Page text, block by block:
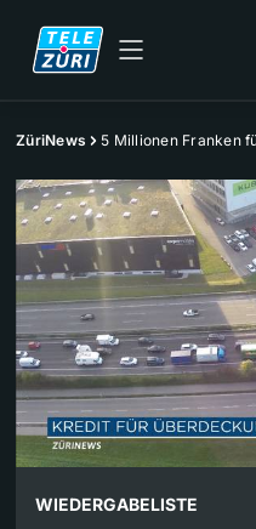
ZüriNews 5 Millionen Franken
WIEDERGABELISTE